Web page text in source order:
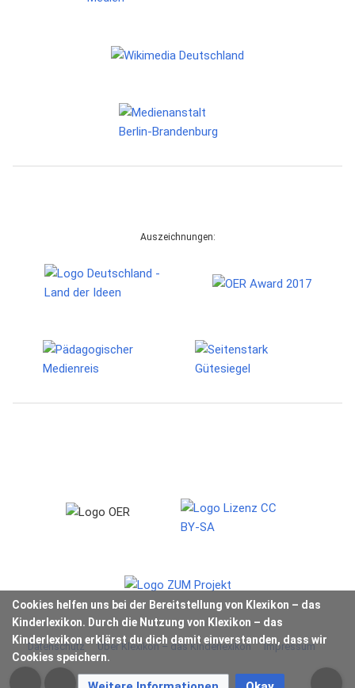
Cookies helfen uns bei der Bereitstellung von Klexikon – das
Kinderlexikon. Durch die Nutzung von Klexikon – das
Kinderlexikon erklärst du dich damit einverstanden, dass wir
Cookies speichern.
Auszeichnungen:
Datenschutz Über Klexikon – das Kinderlexikon Impressum